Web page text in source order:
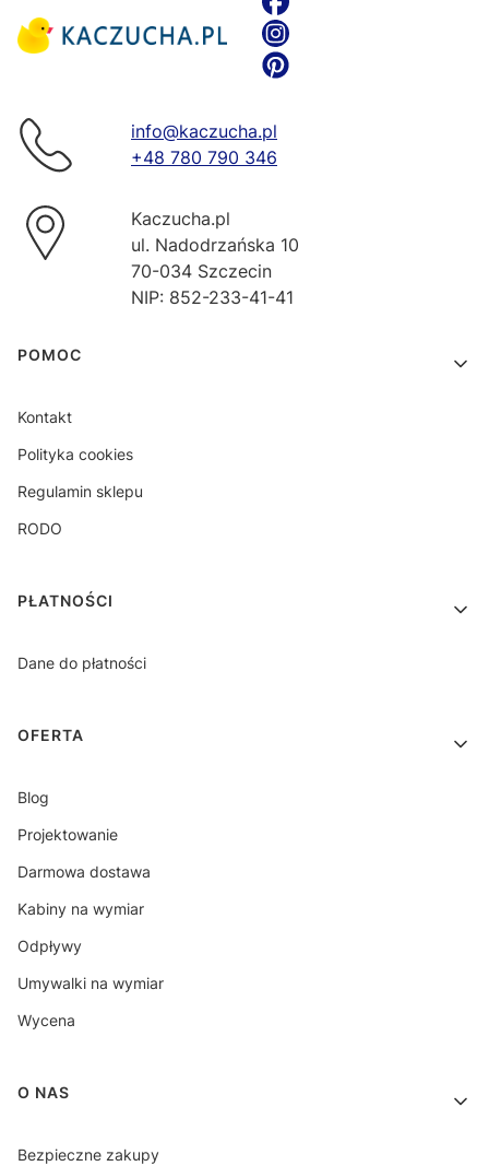
info@kaczucha.pl
+48 780 790 346
Kaczucha.pl
ul. Nadodrzańska 10
70-034 Szczecin
NIP: 852-233-41-41
Linki w stopce
POMOC
Kontakt
Polityka cookies
Regulamin sklepu
RODO
PŁATNOŚCI
Dane do płatności
OFERTA
Blog
Projektowanie
Darmowa dostawa
Kabiny na wymiar
Odpływy
Umywalki na wymiar
Wycena
O NAS
Bezpieczne zakupy